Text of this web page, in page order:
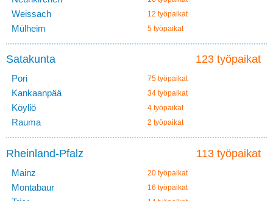
Weissach 12 työpaikat
Mülheim 5 työpaikat
123 työpaikat
Satakunta
Pori 75 työpaikat
Kankaanpää 34 työpaikat
Köyliö 4 työpaikat
Rauma 2 työpaikat
113 työpaikat
Rheinland-Pfalz
Mainz 20 työpaikat
Montabaur 16 työpaikat